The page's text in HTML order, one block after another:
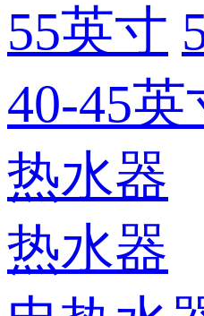
55英寸
40-45英
热水器
热水器